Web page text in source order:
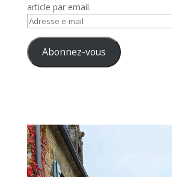
article par email.
Adresse
mail Abonnez-vous